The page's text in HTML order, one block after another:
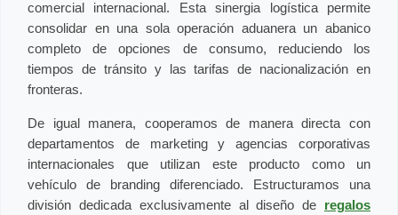
comercial internacional. Esta sinergia logística permite
consolidar en una sola operación aduanera un abanico
completo de opciones de consumo, reduciendo los
tiempos de tránsito y las tarifas de nacionalización en
fronteras.
De igual manera, cooperamos de manera directa con
departamentos de marketing y agencias corporativas
internacionales que utilizan este producto como un
vehículo de branding diferenciado. Estructuramos una
división dedicada exclusivamente al diseño de regalos